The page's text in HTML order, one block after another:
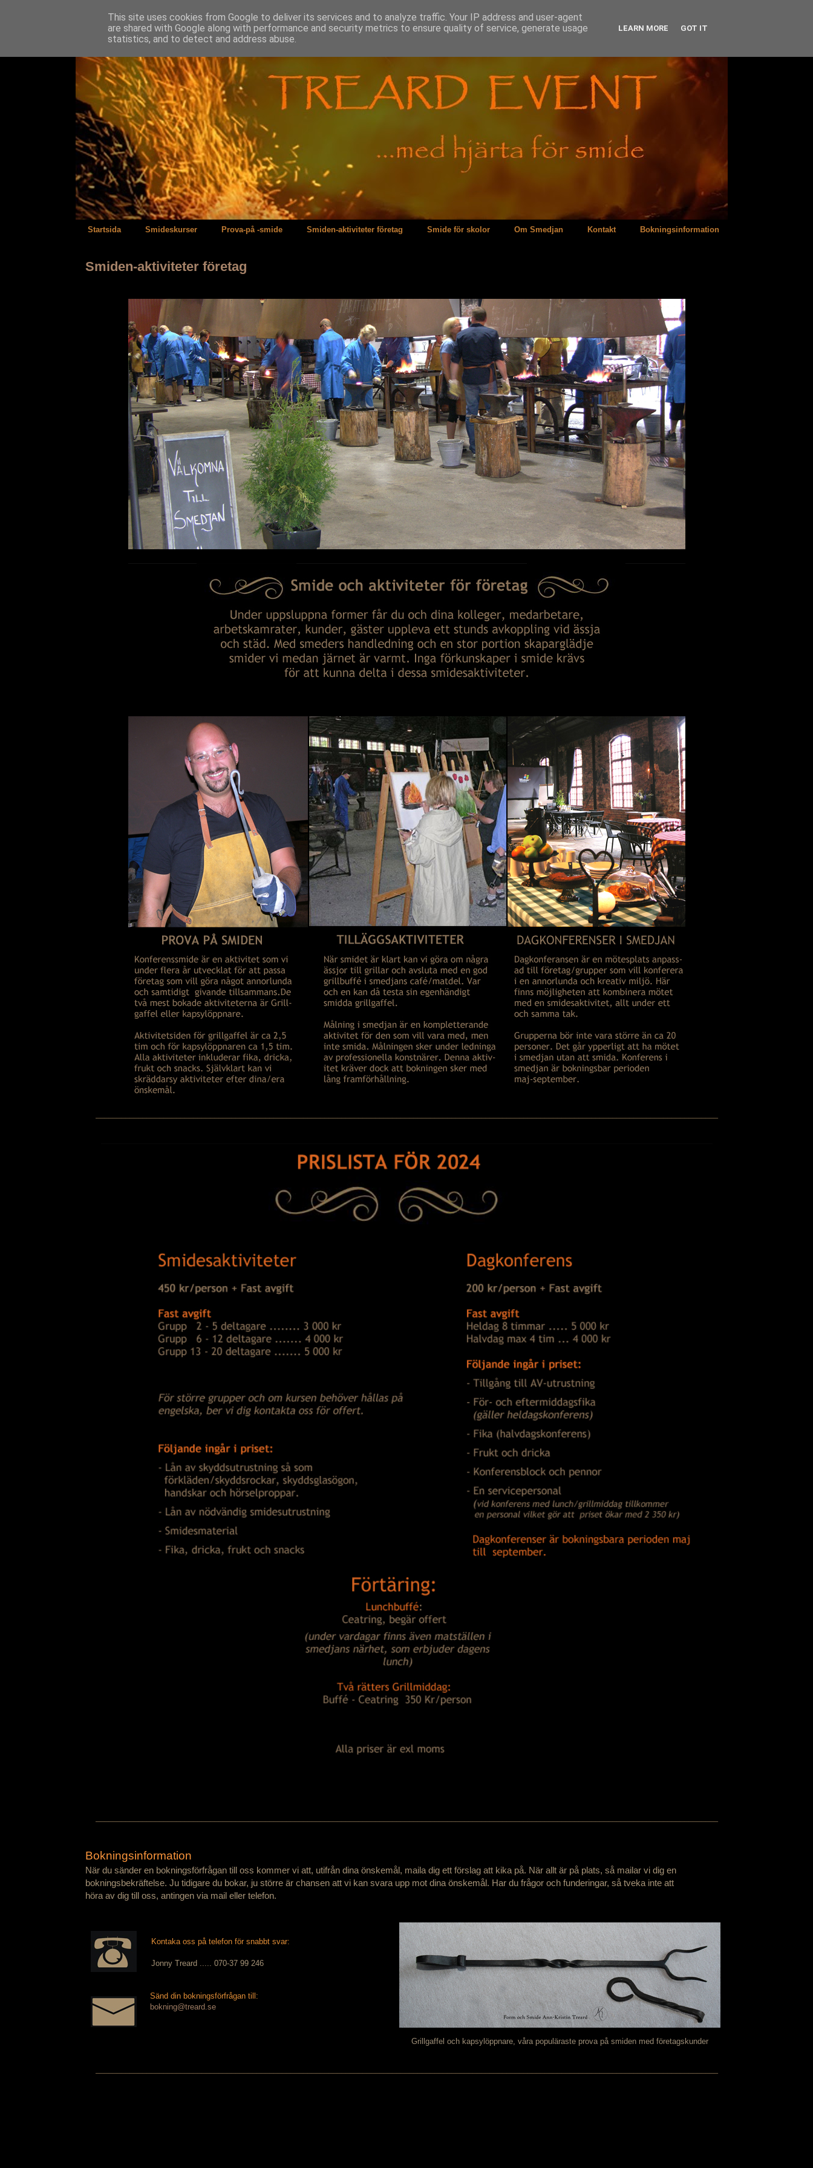
Startsida Smideskurser Prova-på -smide Smiden-aktiviteter företag Smide för skolor Om Smedjan Kontakt Bokningsinformation
Smiden-aktiviteter företag
───────────────────────────────────────────────────────────────────────────────────────────────────────────────────────────────────────────────────
───────────────────────────────────────────────────────────────────────────────────────────────────────────────────────────────────────────────────
Bokningsinformation
När du sänder en bokningsförfrågan till oss kommer vi att, utifrån dina önskemål, maila dig ett förslag att kika på. När allt är på plats, så mailar vi dig en
bokningsbekräftelse. Ju tidigare du bokar, ju större är chansen att vi kan svara upp mot dina önskemål. Har du frågor och funderingar, så tveka inte att
höra av dig till oss, antingen via mail eller telefon.
Grillgaffel och kapsylöppnare, våra populäraste prova på smiden med företagskunder
Kontaka oss på telefon för snabbt svar:
Jonny Treard ..... 070-37 99 246
Sänd din bokningsförfrågan till:
bokning@treard.se
───────────────────────────────────────────────────────────────────────────────────────────────────────────────────────────────────────────────────
This site uses cookies from Google to deliver its services and to analyze traffic. Your IP address and user-agent
are shared with Google along with performance and security metrics to ensure quality of service, generate usage
statistics, and to detect and address abuse.
LEARN MORE GOT IT